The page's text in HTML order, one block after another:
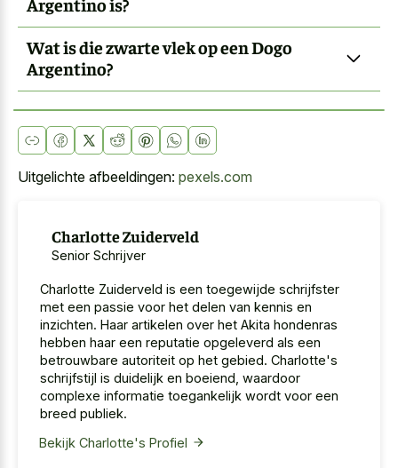
Wat is die zwarte vlek op een Dogo
Argentino?
Uitgelichte afbeeldingen: pexels.com
Charlotte Zuiderveld
Senior Schrijver
Charlotte Zuiderveld is een toegewijde schrijfster
met een passie voor het delen van kennis en
inzichten. Haar artikelen over het Akita hondenras
hebben haar een reputatie opgeleverd als een
betrouwbare autoriteit op het gebied. Charlotte's
schrijfstijl is duidelijk en boeiend, waardoor
complexe informatie toegankelijk wordt voor een
breed publiek.
Bekijk Charlotte's Profiel